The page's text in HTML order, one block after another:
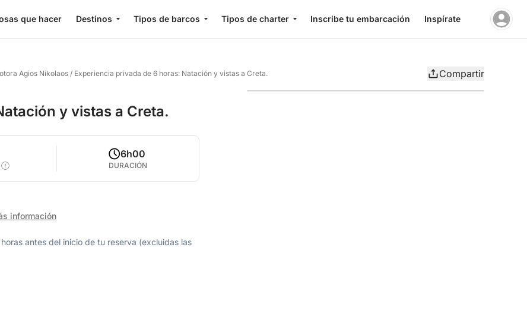
que hacer Destinos Tipos de barcos Tipos de charter Inscribe tu embarcación Inspírate
Agios Nikolaos / Experiencia privada de 6 horas: Natación y vistas a Creta. Compartir
y vistas a Creta.
6h00
DURACIÓN
información
antes del inicio de tu reserva (excluidas las